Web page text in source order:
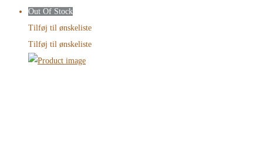
Out Of Stock
Tilføj til ønskeliste
Tilføj til ønskeliste